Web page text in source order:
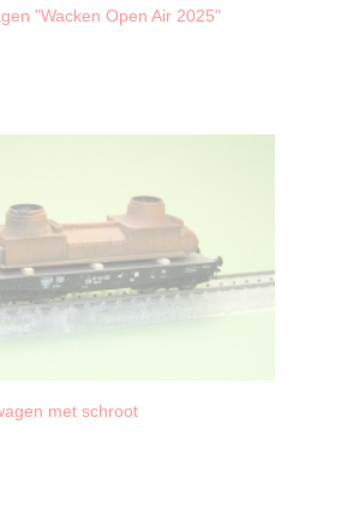
"Wacken Open Air 2025"
met schroot